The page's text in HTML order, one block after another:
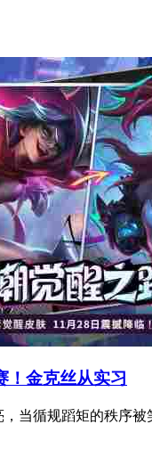
！金克丝从实习
当循规蹈矩的秩序